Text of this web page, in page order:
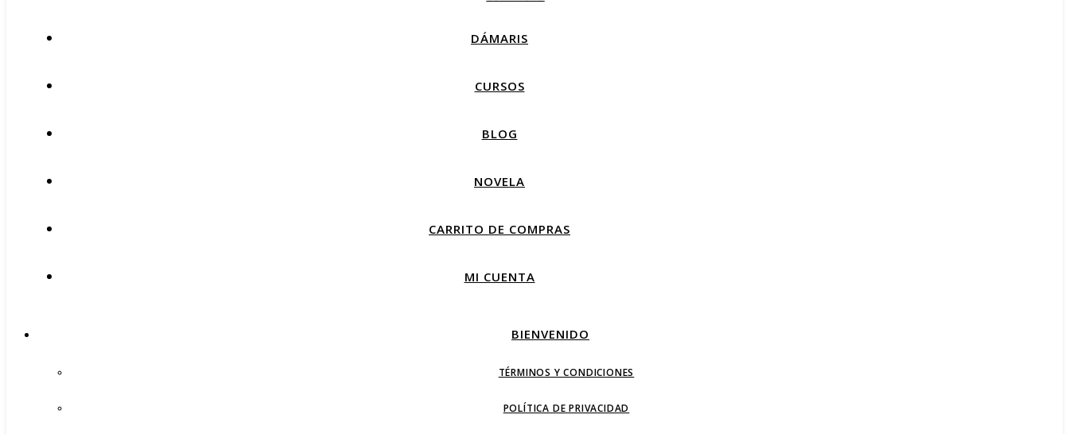
DÁMARIS
CURSOS
BLOG
NOVELA
CARRITO DE COMPRAS
MI CUENTA
BIENVENIDO
TÉRMINOS Y CONDICIONES
POLÍTICA DE PRIVACIDAD